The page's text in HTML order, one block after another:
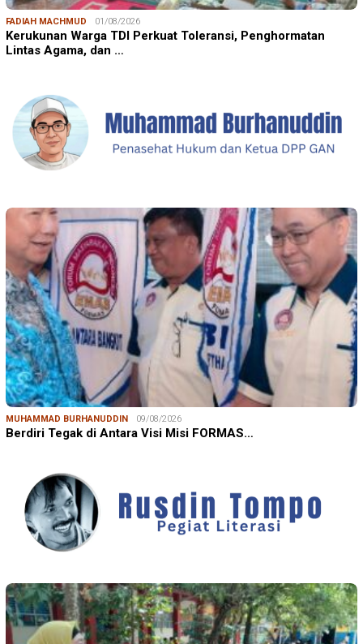
FADIAH MACHMUD 01/08/2026
Kerukunan Warga TDI Perkuat Toleransi, Penghormatan
Lintas Agama, dan …
MUHAMMAD BURHANUDDIN 09/08/2026
Berdiri Tegak di Antara Visi Misi FORMAS…